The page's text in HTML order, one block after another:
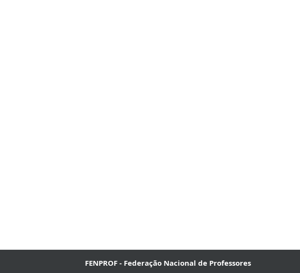
FENPROF - Federação Nacional de Professores